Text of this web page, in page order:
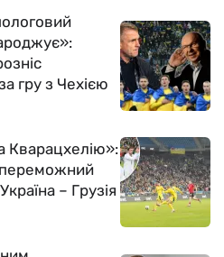
гру з Чехією
Кварацхелію»:
– Грузія